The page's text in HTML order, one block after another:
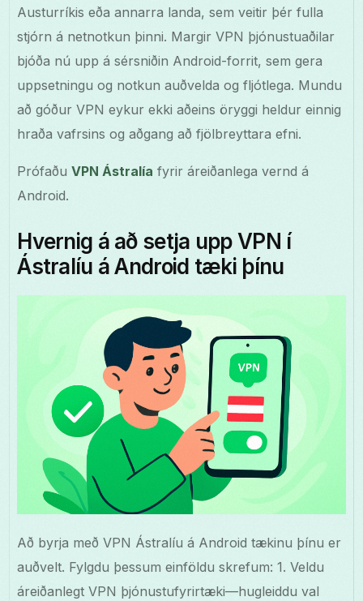
Austurríkis eða annarra landa, sem veitir þér fulla
stjórn á netnotkun þinni. Margir VPN þjónustuaðilar
bjóða nú upp á sérsniðin Android-forrit, sem gera
uppsetningu og notkun auðvelda og fljótlega. Mundu
að góður VPN eykur ekki aðeins öryggi heldur einnig
hraða vafrsins og aðgang að fjölbreyttara efni.
PrófaðuVPN Ástralía fyrir áreiðanlega vernd á
Android.
Hvernig á að setja upp VPN í
Ástralíu á Android tæki þínu
Að byrja með VPN Ástralíu á Android tækinu þínu er
auðvelt. Fylgdu þessum einföldu skrefum: 1. Veldu
áreiðanlegt VPN þjónustufyrirtæki—hugleiddu val